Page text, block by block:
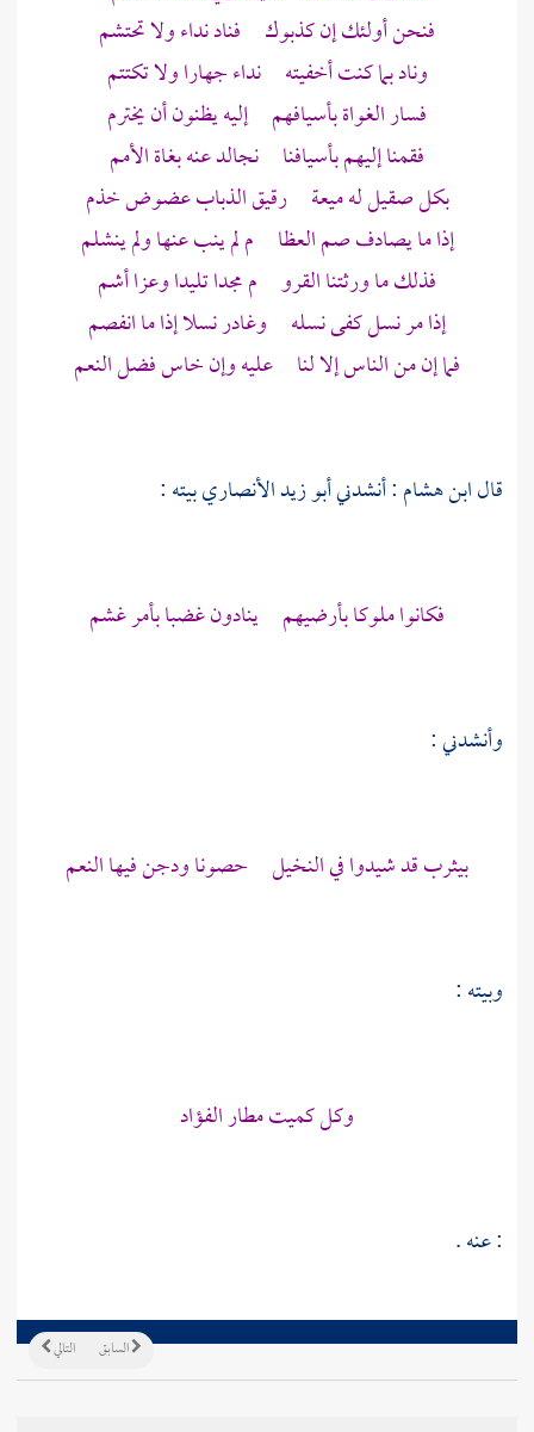
فنحن أولئك إن كذبوك فناد نداء ولا تحتشم
وناد بما كنت أخفيته نداء جهارا ولا تكتتم
فسار الغواة بأسيافهم إليه يظنون أن يخترم
فقمنا إليهم بأسيافنا نجالد عنه بغاة الأمم
بكل صقيل له ميعة رقيق الذباب عضوض خذم
إذا ما يصادف صم العظا م لم ينب عنها ولم ينشلم
فذلك ما ورثتنا القرو م مجدا تليدا وعزا أشم
إذا مر نسل كفى نسله وغادر نسلا إذا ما انفصم
فما إن من الناس إلا لنا عليه وإن خاس فضل النعم
قالابن هشام: أنشدنيأبو زيد الأنصاريبيته :
فكانوا ملوكا بأرضيهم ينادون غضبا بأمر غشم
وأنشدني :
بيثربقد شيدوا في النخيل حصونا ودجن فيها النعم
وبيته :
وكل كميت مطار الفؤاد
: عنه .
التالي السابق